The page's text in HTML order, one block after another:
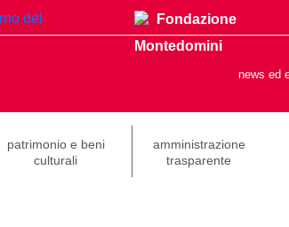
Fondazione
Montedomini
news ed
patrimonio e beni
culturali
amministrazione
trasparente